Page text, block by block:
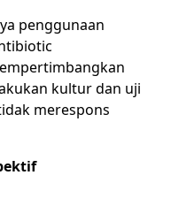
penggunaan
kultur dan uji
merespons